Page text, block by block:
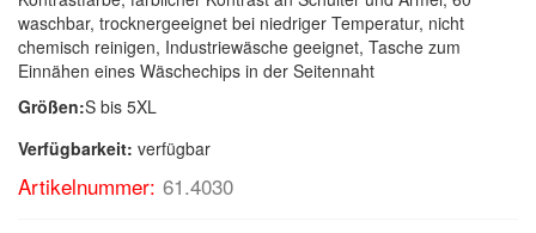
waschbar, trocknergeeignet bei niedriger Temperatur, nicht
chemisch reinigen, Industriewäsche geeignet, Tasche zum
Einnähen eines Wäschechips in der Seitennaht
Größen:S bis 5XL
Verfügbarkeit: verfügbar
Artikelnummer: 61.4030